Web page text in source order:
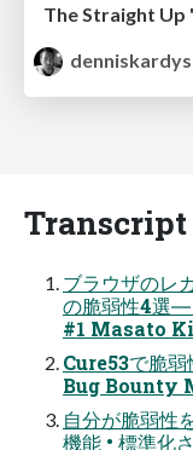
The Straight
denniskardys
Transcript
ブラウザのレ
の脆弱性4選
#1 Masato
Cure53で脆
Bug Bounty
自分が脆弱性
機能 • 標準化